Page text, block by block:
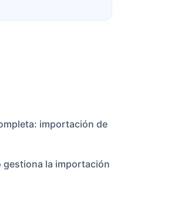
importación de
gestiona la importación